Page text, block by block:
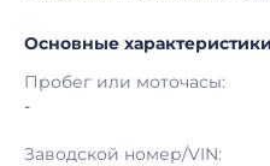
Начало торгов:
Тип аукциона:
Основные характеристики
Пробег или моточасы:
-
Заводской номер/VIN: